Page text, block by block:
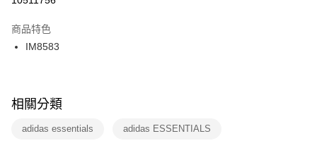
２．訂單成立數日內，您將收到繳費通知簡訊。
３．收到繳費通知簡訊後14天內，點擊此簡訊中的連結，可透過四大超商／
ATM／網路銀行／等多元方式進行付款，方視為交易完成。
※ 交易是否成功請以「AFTEE先享後付 」之結帳頁面顯示為準，若有關於
是否繳費成功／繳費後需取消欲退款等相關疑問，請聯繫「AFTEE先享後付
客戶支援中心」https://netprotections.freshdesk.com/support/home
每筆NT$100，滿NT$1,500(含以上)免運費
付款後門市自取
每筆NT$100，滿NT$1,500(含以上)免運費
商品特色
IM8583
相關分類
adidas essentials adidas ESSENTIALS